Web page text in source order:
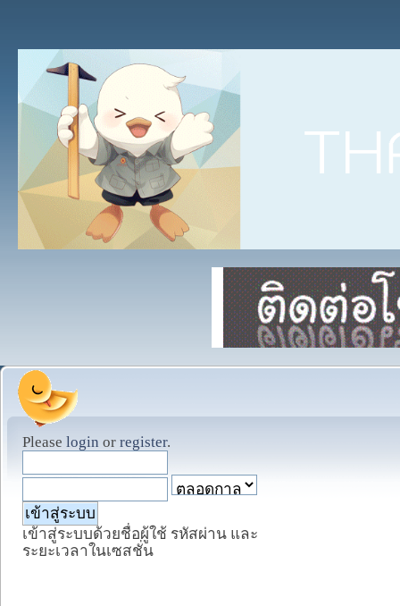
Please login or register.
เข้าสู่ระบบด้วยชื่อผู้ใช้ รหัสผ่าน และ
ระยะเวลาในเซสชั่น